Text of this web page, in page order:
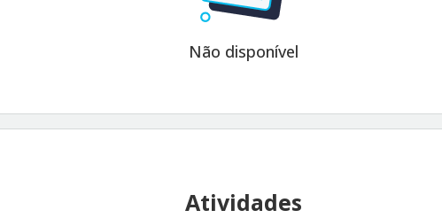
Não disponível
Atividades